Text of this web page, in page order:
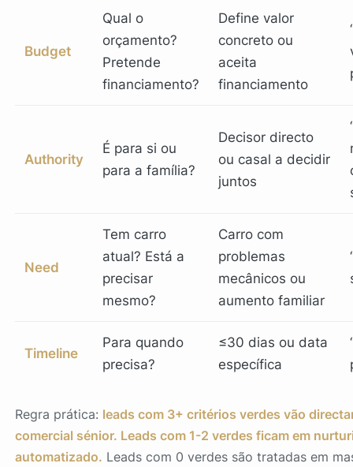
Budget
Qual o
orçamento?
Pretende
financiamento?
Define valor
concreto ou
aceita
financiamento
Authority
É para si ou
para a família?
Decisor directo
ou casal a decidir
juntos
Need
Tem carro
atual? Está a
precisar
mesmo?
Carro com
problemas
mecânicos ou
aumento familiar
Timeline
Para quando
precisa?
≤30 dias ou data
específica
Regra prática: leads com 3+ critérios verdes vão
comercial sénior. Leads com 1-2 verdes ficam em
automatizado. Leads com 0 verdes são tratadas em